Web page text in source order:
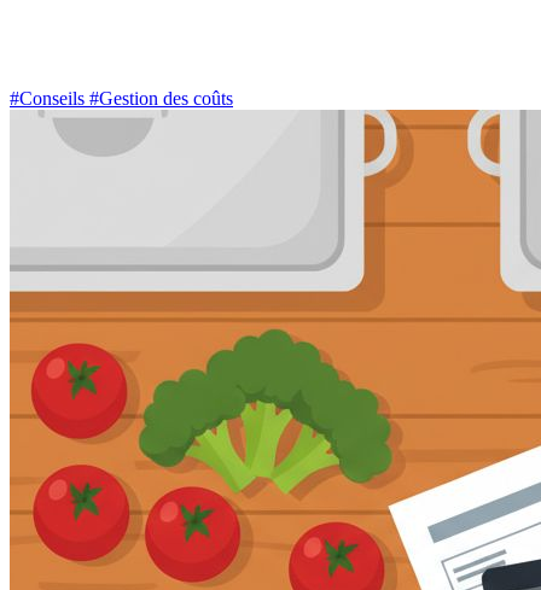
#Conseils #Gestion des coûts